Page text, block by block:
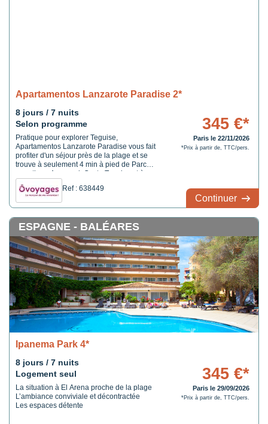
Apartamentos Lanzarote Paradise 2*
8 jours / 7 nuits
Selon programme
Pratique pour explorer Teguise,
Apartamentos Lanzarote Paradise vous fait
profiter d'un séjour près de la plage et se
trouve à seulement 4 min à pied de Parc
aquatique Aquapark Costa Teguise et à
moins de 3 min en voiture de Costa Teguise
Golf Club. Cet appart'hôtel se trouve à 20,2
km de Plage de Puerto del Carmen et à
17,4 km de Plage de Matagorda.
Ref : 638449
345 €*
Paris le 22/11/2026
*Prix à partir de, TTC/pers.
Continuer
ESPAGNE - BALÉARES
Ipanema Park 4*
8 jours / 7 nuits
Logement seul
La situation à El Arena proche de la plage
L’ambiance conviviale et décontractée
Les espaces détente
345 €*
Paris le 29/09/2026
*Prix à partir de, TTC/pers.